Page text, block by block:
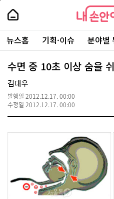
본
로
가
내
손
안
에
서
울
-
서
울
시
대
표
소
포
내
손
에
울
주
요
서
뉴스홈 기획·이슈 분야별
수면 중 10초 이상 숨을
김대우
발행일 2012.12.17. 00:00
수정일 2012.12.17. 00:00
페
상
단
로